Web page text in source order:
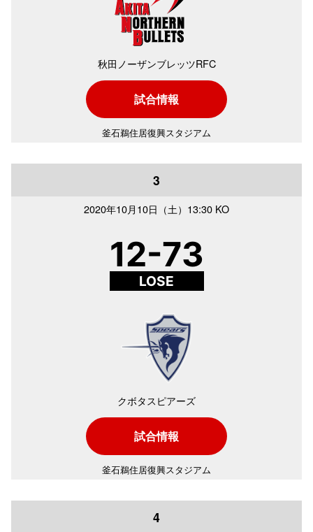
秋田ノーザンブレッツRFC
試合情報
釜石鵜住居復興スタジアム
3
2020年10月10日（土） 13:30 KO
12-73
LOSE
クボタスピアーズ
試合情報
釜石鵜住居復興スタジアム
4